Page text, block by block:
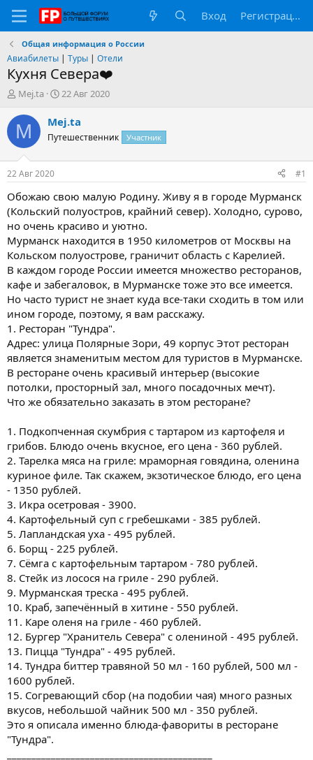
Вход Регистрация
Общая информация о России
Авиабилеты | Туры | Отели
Кухня Севера❤️
А
т
о
т
е
м
ы
Mej.ta
Д
т
а
н
а
л
22 Авг 2020
M Mej.ta
Путешественник Участник
22 Авг 2020 #1
Обожаю свою малую Родину. Живу я в городе Мурманск
(Кольский полуостров, крайний север). Холодно, сурово,
но очень красиво и уютно.
Мурманск находится в 1950 километров от Москвы на
Кольском полуострове, граничит область с Карелией.
В каждом городе России имеется множество ресторанов,
кафе и забегаловок, в Мурманске тоже это все имеется.
Но часто турист не знает куда все-таки сходить в том или
ином городе, поэтому, я вам расскажу.
1. Ресторан "Тундра".
Адрес: улица Полярные Зори, 49 корпус Этот ресторан
является знаменитым местом для туристов в Мурманске.
В ресторане очень красивый интерьер (высокие
потолки, просторный зал, много посадочных мечт).
Что же обязательно заказать в этом ресторане?
1. Подкопченная скумбрия с тартаром из картофеля и
грибов. Блюдо очень вкусное, его цена - 360 рублей.
2. Тарелка мяса на гриле: мраморная говядина, оленина
куриное филе. Так скажем, экзотическое блюдо, его цена
- 1350 рублей.
3. Икра осетровая - 3900.
4. Картофельный суп с гребешками - 385 рублей.
5. Лапландская уха - 495 рублей.
6. Борщ - 225 рублей.
7. Сёмга с картофельным тартаром - 780 рублей.
8. Стейк из лосося на гриле - 290 рублей.
9. Мурманская треска - 495 рублей.
10. Краб, запечённый в хитине - 550 рублей.
11. Каре оленя на гриле - 460 рублей.
12. Бургер "Хранитель Севера" с олениной - 495 рублей.
13. Пицца "Тундра" - 495 рублей.
14. Тундра биттер травяной 50 мл - 160 рублей, 500 мл -
1600 рублей.
15. Согревающий сбор (на подобии чая) много разных
вкусов, небольшой чайник 500 мл - 350 рублей.
Это я описала именно блюда-фавориты в ресторане
"Тундра".